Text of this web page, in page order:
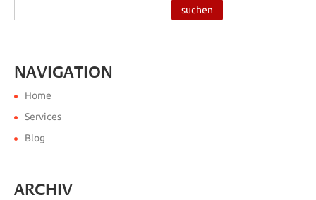
NAVIGATION
Home
Services
Blog
ARCHIV